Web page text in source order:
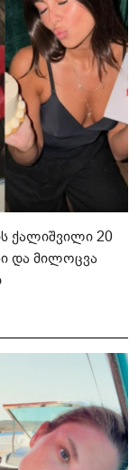
ქალიშვილი 20
და მილოცვა